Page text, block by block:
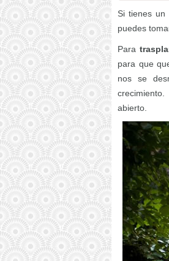
Si tienes un
puedes
Para
para que
nos se
abierto.